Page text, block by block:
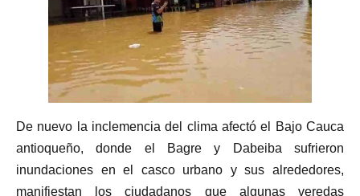
De nuevo la inclemencia del clima afectó el Bajo Cauca
antioqueño, donde el Bagre y Dabeiba sufrieron
inundaciones en el casco urbano y sus alrededores,
manifiestan los ciudadanos que algunas veredas